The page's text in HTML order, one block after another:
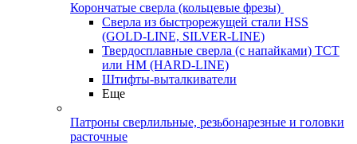
Корончатые сверла (кольцевые фрезы)
Сверла из быстрорежущей стали HSS
(GOLD-LINE, SILVER-LINE)
Твердосплавные сверла (с напайками) ТСТ
или HM (HARD-LINE)
Штифты-выталкиватели
Еще
Патроны сверлильные, резьбонарезные и головки
расточные